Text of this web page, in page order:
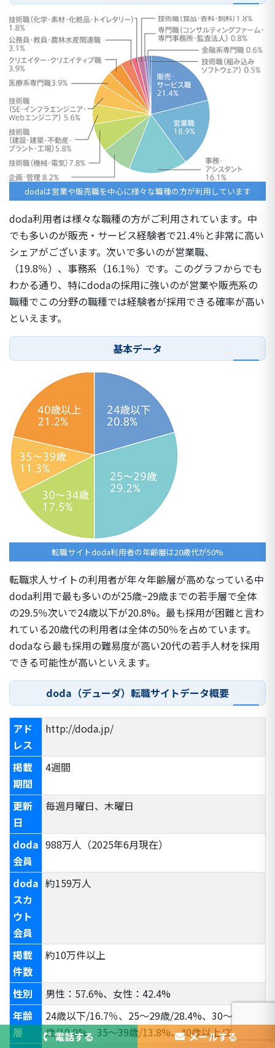
dodaは営業や販売職を中心に様々な職種の方が利用しています
doda利用者は様々な職種の方がご利用されています。中
でも多いのが販売・サービス経験者で21.4％と非常に高い
シェアがございます。次いで多いのが営業職、
（19.8％）、事務系（16.1％）です。このグラフからでも
わかる通り、特にdodaの採用に強いのが営業や販売系の
職種でこの分野の職種では経験者が採用できる確率が高い
といえます。
基本データ
転職サイトdoda利用者の年齢層は20歳代が50%
転職求人サイトの利用者が年々年齢層が高めなっている中
doda利用で最も多いのが25歳~29歳までの若手層で全体
の29.5％次いで24歳以下が20.8%。最も採用が困難と言わ
れている20歳代の利用者は全体の50％を占めています。
dodaなら最も採用の難易度が高い20代の若手人材を採用
できる可能性が高いといえます。
doda（デューダ）転職サイトデータ概要
アド
レス
http://doda.jp/
掲載
期間
4週間
更新
日
毎週月曜日、木曜日
doda
会員
988万人（2025年6月現在）
doda
スカ
ウト
会員
約159万人
掲載
件数
約10万件以上
性別
男性：57.6%、女性：42.4%
年齢
層
24歳以下/16.7％、25～29歳/28.4%、30～34
歳/19.0%、35～39歳/13.8%、40歳以上/22.1%
電話する メールする